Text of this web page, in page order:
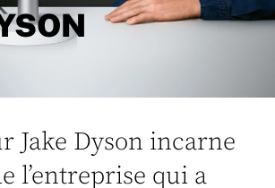
Jake Dyson incarne
l’entreprise qui a